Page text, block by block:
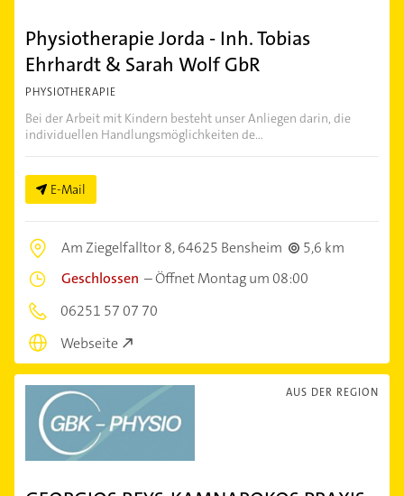
Physiotherapie Jorda - Inh. Tobias
Ehrhardt & Sarah Wolf GbR
PHYSIOTHERAPIE
Bei der Arbeit mit Kindern besteht unser Anliegen darin, die
individuellen Handlungsmöglichkeiten de...
E-Mail
Am Ziegelfalltor 8,64625 Bensheim
5,6 km
Geschlossen –Öffnet Montag um 08:00
06251 57 07 70
Webseite
AUS DER REGION